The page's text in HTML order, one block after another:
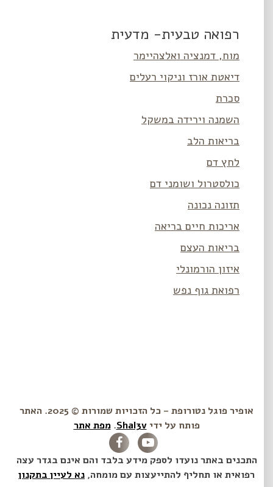
רפואה טבעית- מדעית
מוח, דמנציה ואלצהיימר
דיאטת אורז וניקוי רעלים
סכרת
השמנה וירידה במשקל
בריאות הלב
לחץ דם
כולסטרול ושומני דם
תזונה נכונה
אריכות חיים בריאה
בריאות העצם
איזון הורמונלי
רפואת גוף נפש
אופיר פוגל נטורופת – כל הזכויות שמורות © 2025. האתר
פותח על ידיShal3v
.מפת אתר
התכנים באתר נועדו לספק מידע בלבד והם אינם בגדר עצה
רפואית או תחליף להתייעצות עם מומחה,נא לעיין בתקנון